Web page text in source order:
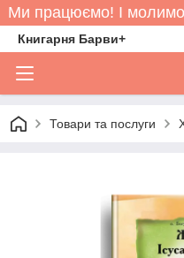
Ми працюємо! І
Книгарня Барви+
Товари та послуги